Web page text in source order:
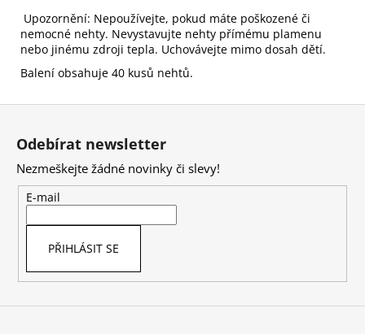
Upozornění: Nepoužívejte, pokud máte poškozené či
nemocné nehty. Nevystavujte nehty přímému plamenu
nebo jinému zdroji tepla. Uchovávejte mimo dosah dětí.
Balení obsahuje 40 kusů nehtů.
Z
Odebírat newsletter
Nezmeškejte žádné novinky či slevy!
E-mail
PŘIHLÁSIT SE